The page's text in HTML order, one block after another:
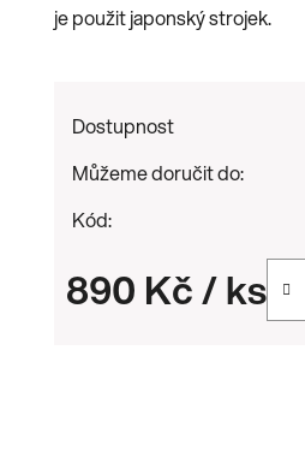
je použit japonský strojek.
Dostupnost
Můžeme doručit do:
Kód:
890 Kč/ ks